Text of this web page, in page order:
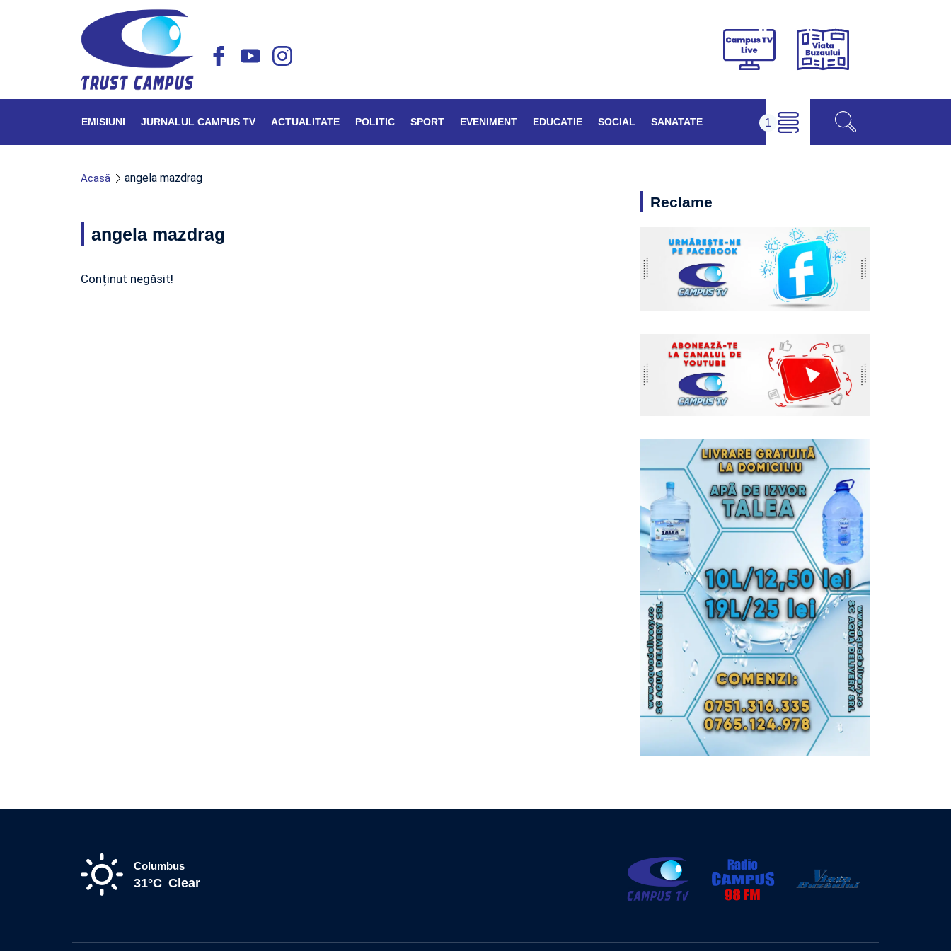
Campus
Viața
EMISIUNI JURNALUL CAMPUS TV ACTUALITATE POLITIC SPORT EVENIMENT EDUCATIE SOCIAL SANATATE
Acasă angela mazdrag
angela mazdrag
Conținut negăsit!
Reclame
Columbus
31°C Clear